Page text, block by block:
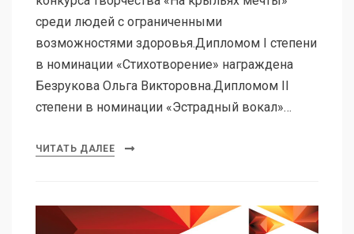
среди людей с ограниченными
возможностями здоровья.Дипломом I степени
в номинации «Стихотворение» награждена
Безрукова Ольга Викторовна.Дипломом II
степени в номинации «Эстрадный вокал»…
ЧИТАТЬ ДАЛЕЕ